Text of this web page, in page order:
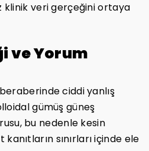
klinik veri gerçeğini ortaya
ve Yorum
ciddi yanlış
gümüş güneş
bu nedenle kesin
sınırları içinde ele